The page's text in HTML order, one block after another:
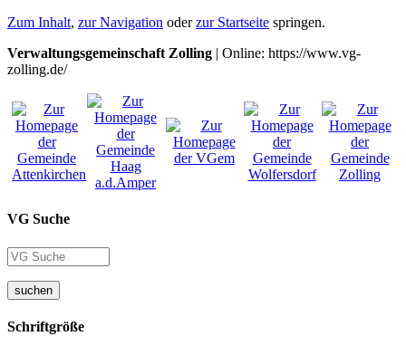
Zum Inhalt, zur Navigation oderzur Startseite springen.
Verwaltungsgemeinschaft Zolling | Online: https://www.vg-
zolling.de/
VG Suche
suchen
Schriftgröße